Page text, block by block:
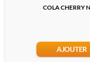
COLA CHERRY
AJOUTER